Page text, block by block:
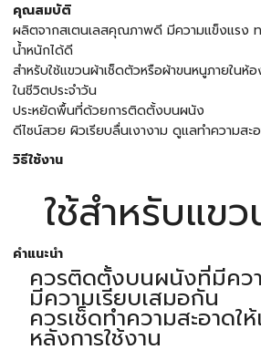
คุณสมบัติ
ผลิตจากสเตนเลสคุณภาพดี มีความแข็งแรง
น้ำหนักได้ดี
สำหรับใช้แขวนผ้าเช็ดตัวหรือผ้าขนหนูภายในห้
ในชีวิตประจำวัน
ประหยัดพื้นที่ด้วยการติดตั้งบนผนัง
ดีไซน์สวย ผิวเรียบลื่นเงางาม ดูแลทำความสะ
วิธีใช้งาน
ใช้สำหรับแข
คำแนะนำ
ควรติดตั้งบนผนังที่มีคว
มีความเรียบเสมอกัน
ควรเช็ดทำความสะอาดใ
หลังการใช้งาน